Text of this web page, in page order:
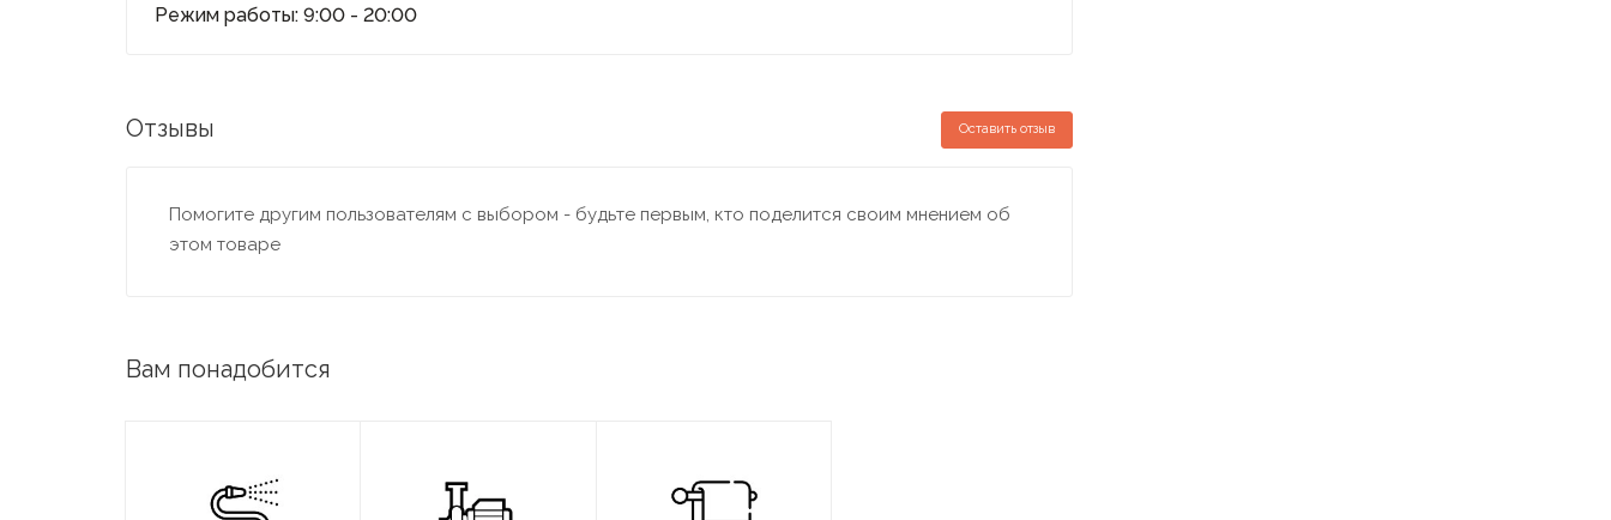
Режим работы: 9:00 - 20:00
Отзывы Оставить отзыв
Помогите другим пользователям с выбором - будьте первым, кто поделится своим мнением об
этом товаре
Вам понадобится